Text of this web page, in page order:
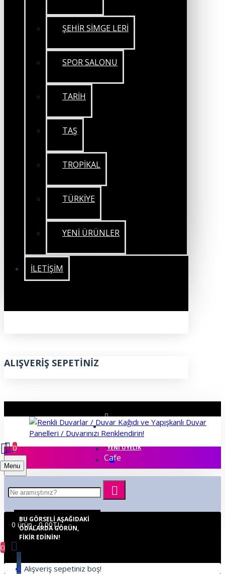
ŞEHİR SİMGE LERİ
SPOR SALONU
TARİH
TAŞ
TROPİKAL
TÜRKİYE
YENİ ÜRÜNLER
İLETIŞIM
ALIŞVERIŞ SEPETINIZ
ÜYE GIRIŞI
YENI ÜYELIK
Menu
0
0 ürün - 0,00TL
0
Alışveriş sepetiniz boş!
Cafe
BU GÖRSELI AŞAĞIDAKI
ODALARDA GÖRÜN,
FIKIR EDININ!